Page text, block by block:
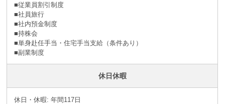
■従業員割引制度
■社員旅⾏
■社内預⾦制度
■持株会
■単身赴任手当・住宅手当支給（条件あり）
■副業制度
休日休暇
休日・休暇: 年間117日